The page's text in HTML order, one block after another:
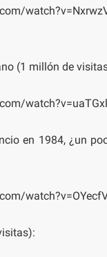
(1 millón de
en 1984, ¿un